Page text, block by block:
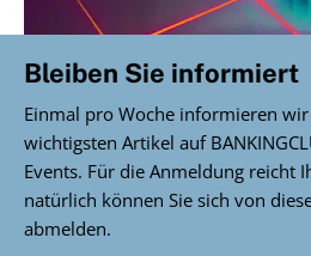
Bleiben Sie informiert
Einmal pro Woche informieren
wichtigsten Artikel auf
Events. Für die Anmeldung reicht
natürlich können Sie sich von
abmelden.